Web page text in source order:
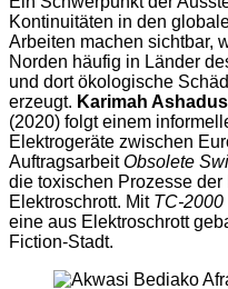
Kontinuitäten in den
Arbeiten machen sichtbar,
Norden häufig in Länder
und dort ökologische
erzeugt. Karimah Ashadus
(2020) folgt einem
Elektrogeräte zwischen
AuftragsarbeitObsolete
die toxischen Prozesse
Elektroschrott. Mit TC-2000
eine aus Elektroschrott
Fiction-Stadt.